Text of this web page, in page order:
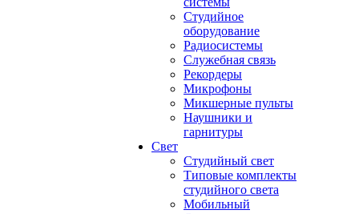
Студийное
оборудование
Радиосистемы
Служебная связь
Рекордеры
Микрофоны
Микшерные пульты
Наушники и
гарнитуры
Свет
Студийный свет
Типовые комплекты
студийного света
Мобильный